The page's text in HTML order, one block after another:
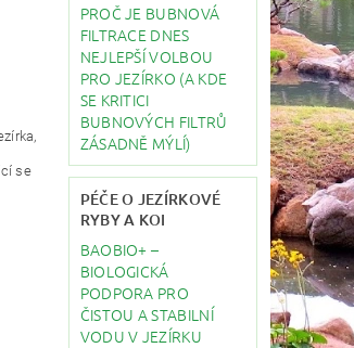
se
PROČ JE BUBNOVÁ
FILTRACE DNES
NEJLEPŠÍ VOLBOU
PRO JEZÍRKO (A KDE
SE KRITICI
BUBNOVÝCH FILTRŮ
ZÁSADNĚ MÝLÍ)
PÉČE O JEZÍRKOVÉ
RYBY A KOI
BAOBIO+ –
BIOLOGICKÁ
PODPORA PRO
ČISTOU A STABILNÍ
VODU V JEZÍRKU